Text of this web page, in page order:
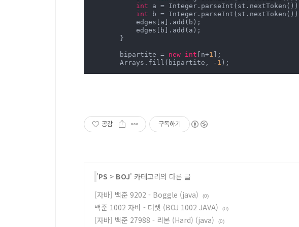
int a =
int b =
            edges[a].add(b);
            edges[b].add(a);
        }
        bipartite =
new int [n+1 ];
        Arrays.fill(bipartite, -
1 );
return;
            }
private boolean makeBipartite
return bipartite[idx] == bipartiteNum;
        }
        bipartite[idx] = bipartiteNum;
for (Integer next : edges[idx]) {
공감 구독하기
'PS > BOJ' 카테고리의 다른 글
[자바] 백준 9202 - Boggle (java)
(0)
백준 1002 자바 - 터렛 (BOJ 1002 JAVA) (0)
[자바] 백준 27988 - 리본 (Hard) (java) (0)